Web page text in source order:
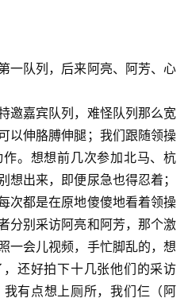
一队列，后来阿亮、阿芳、心
邀嘉宾队列，难怪队列那么宽
以伸胳膊伸腿；我们跟随领操
。想想前几次参加北马、杭
想出来，即便尿急也得忍着；
次都是在原地傻傻地看着领操
分别采访阿亮和阿芳，那个激
一会儿视频，手忙脚乱的，想
还好拍下十几张他们的采访
有点想上厕所，我们仨（阿